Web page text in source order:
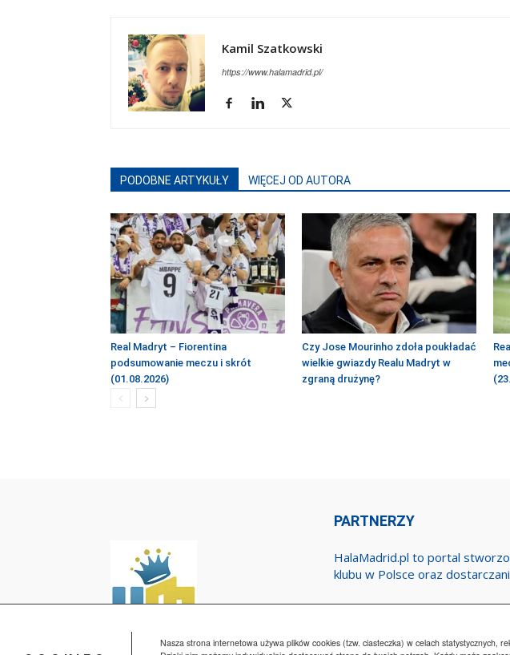
Nasza strona internetowa używa plików cookies (tzw. ciasteczka) w celach statystycznych,
Kamil Szatkowski
https://www.halamadrid.pl/
PODOBNE ARTYKUŁY WIĘCEJ OD AUTORA
Real Madryt – Fiorentina
podsumowanie meczu i skrót
(01.08.2026)
Czy Jose Mourinho zdoła poukładać
wielkie gwiazdy Realu Madryt w
zgraną drużynę?
PARTNERZY
HalaMadrid.pl to portal
klubu w Polsce oraz